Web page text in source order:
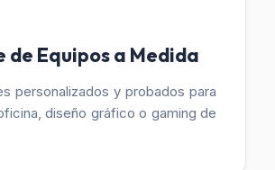
de Equipos a Medida
personalizados y probados para
diseño gráfico o gaming de